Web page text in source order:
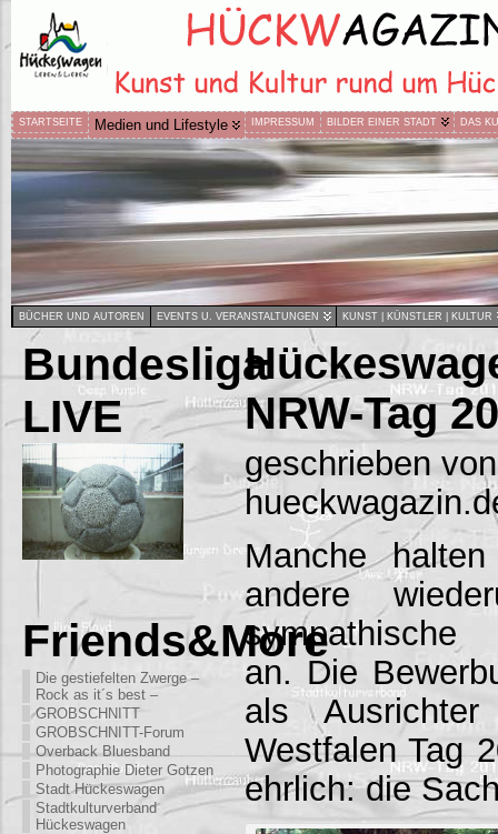
STARTSEITE Medien und Lifestyle IMPRESSUM BILDER EINER STADT DAS
BÜCHER UND AUTOREN EVENTS U. VERANSTALTUNGEN KUNST | KÜNSTLER | KULTUR
Bundesliga
LIVE
Friends&More
Die gestiefelten Zwerge –
Rock as it´s best –
GROBSCHNITT
GROBSCHNITT-Forum
Overback Bluesband
Photographie Dieter Gotzen
Stadt Hückeswagen
Stadtkulturverband
Hückeswagen
NRW-Tag
geschrieben
Manche
andere
sympathische
an. Die
als
Westfalen Tag
ehrlich: die